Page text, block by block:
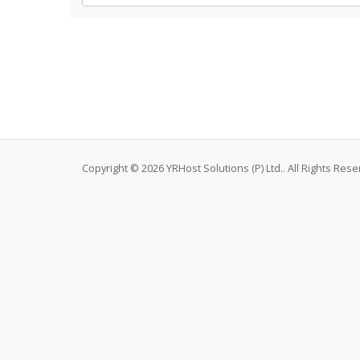
Copyright © 2026 YRHost Solutions (P) Ltd.. All Rights